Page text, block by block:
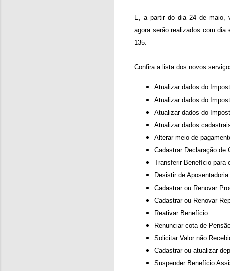
E, a partir do dia 24 de maio,
agora serão realizados com dia
135.
Confira a lista dos novos
Atualizar dados do
Atualizar dados do
Atualizar dados do
Atualizar dados
Alterar meio de
Cadastrar Declaração de
Transferir Benefício para
Desistir de Aposentadoria
Cadastrar ou Renovar
Cadastrar ou Renovar
Reativar Benefício
Renunciar cota de
Solicitar Valor não
Cadastrar ou atualizar
Suspender Benefício